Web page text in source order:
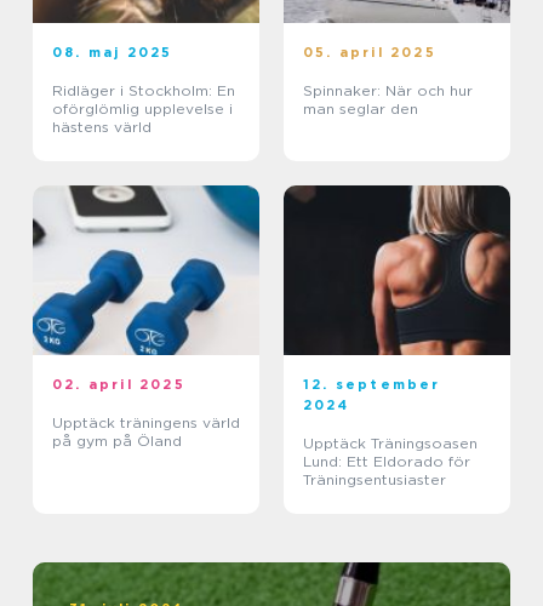
08. maj 2025
Ridläger i Stockholm: En
oförglömlig upplevelse i
hästens värld
05. april 2025
Spinnaker: När och hur
man seglar den
02. april 2025
Upptäck träningens värld
på gym på Öland
12. september
2024
Upptäck Träningsoasen
Lund: Ett Eldorado för
Träningsentusiaster